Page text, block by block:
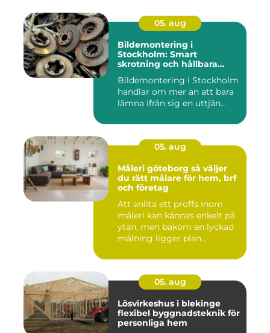
05. aug
Bildemontering i
Stockholm: Smart
skrotning och hållbara
Bildemontering i Stockholm
handlar om mer än att bara
lämna ifrån sig en uttjän...
05. aug
Måleri göteborg så väljer
du rätt målare för hem, brf
och företag
Att anlita ett proffs inom
måleri kan kännas enkelt på
ytan, men bakom en lyckad
målning ligger plan...
05. aug
Lösvirkeshus i blekinge
flexibel byggnadsteknik för
personliga hem